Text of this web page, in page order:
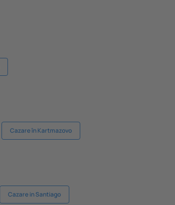
Cazare în Kartmazovo
Cazare in Santiago